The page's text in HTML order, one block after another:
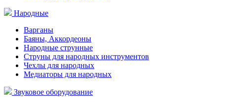
Народные
Варганы
Баяны, Аккордеоны
Народные струнные
Струны для народных инструментов
Чехлы для народных
Медиаторы для народных
Звуковое оборудование